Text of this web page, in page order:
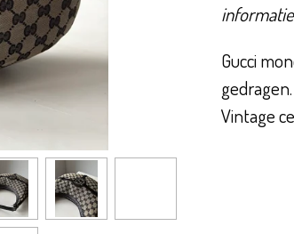
Gucci
Vintage